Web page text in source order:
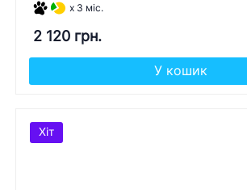
x 3 міс.
2 120 грн.
У кошик
Хіт